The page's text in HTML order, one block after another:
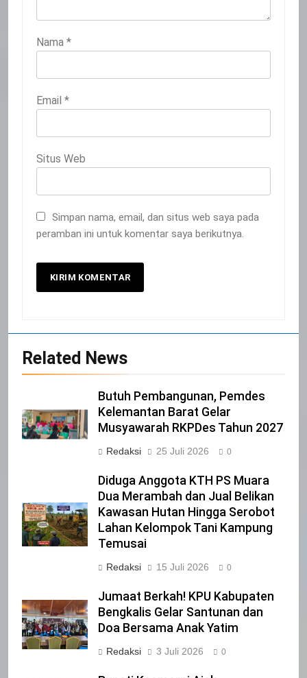
Nama *
Email *
Situs Web
Simpan nama, email, dan situs web saya pada
peramban ini untuk komentar saya berikutnya.
Related News
Butuh Pembangunan, Pemdes
Kelemantan Barat Gelar
Musyawarah RKPDes Tahun 2027
Redaksi 25 Juli 2026 0
Diduga Anggota KTH PS Muara
Dua Merambah dan Jual Belikan
Kawasan Hutan Hingga Serobot
Lahan Kelompok Tani Kampung
Temusai
Redaksi 15 Juli 2026 0
Jumaat Berkah! KPU Kabupaten
Bengkalis Gelar Santunan dan
Doa Bersama Anak Yatim
Redaksi 3 Juli 2026 0
IKLAN
Iklan Pemerintah Kabupaten Siak
IKLAN
NORMAN SILITONGA CALEG DPRD
PROVINSI DKI JAKARTA
IKLAN
NURGARAHA HARPAL NOVTEN, SH
CALON ANGGOTA DPRD PROVINSI